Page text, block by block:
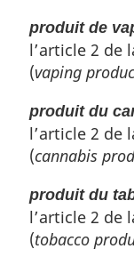
produit de
l’article 2 de
(vaping
produit du
l’article 2 de
(cannabis
produit du
l’article 2 de
(tobacco